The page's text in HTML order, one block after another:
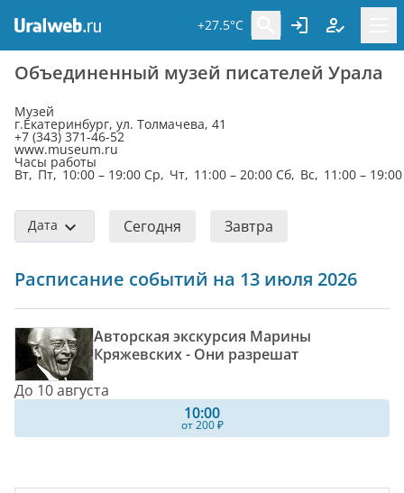
+27.5°C
Объединенный музей писателей Урала
Музей
г.Екатеринбург, ул. Толмачева, 41
+7 (343) 371-46-52
www.museum.ru
Часы работы
Вт, Пт, 10:00 – 19:00 Ср, Чт, 11:00 – 20:00 Сб, Вс, 11:00 – 19:00
Дата Сегодня Завтра
Расписание событий на 13 июля 2026
Авторская экскурсия Марины
Кряжевских - Они разрешат
До 10 августа
10:00
от 200 ₽